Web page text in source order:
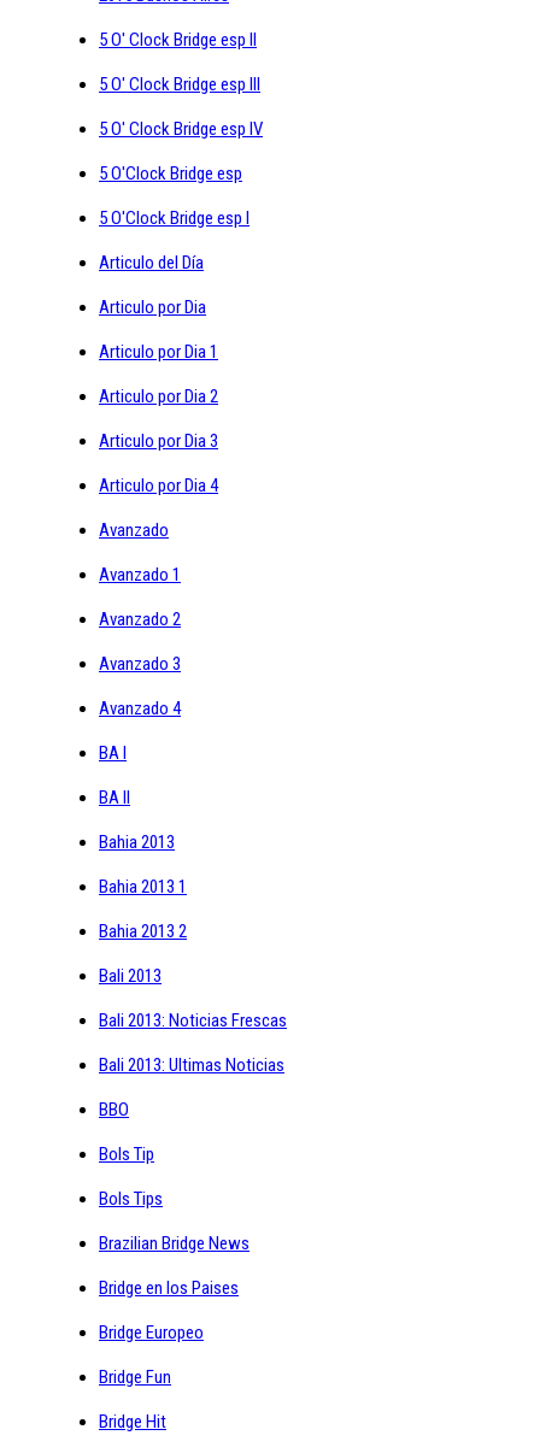
5 O' Clock Bridge esp II
5 O' Clock Bridge esp III
5 O' Clock Bridge esp IV
5 O'Clock Bridge esp
5 O'Clock Bridge esp I
Articulo del Día
Articulo por Dia
Articulo por Dia 1
Articulo por Dia 2
Articulo por Dia 3
Articulo por Dia 4
Avanzado
Avanzado 1
Avanzado 2
Avanzado 3
Avanzado 4
BA I
BA II
Bahia 2013
Bahia 2013 1
Bahia 2013 2
Bali 2013
Bali 2013: Noticias Frescas
Bali 2013: Ultimas Noticias
BBO
Bols Tip
Bols Tips
Brazilian Bridge News
Bridge en los Paises
Bridge Europeo
Bridge Fun
Bridge Hit